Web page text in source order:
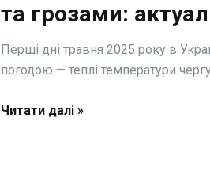
та грозами:
Перші дні травня 2025 року в
погодою — теплі температури
Читати далі »